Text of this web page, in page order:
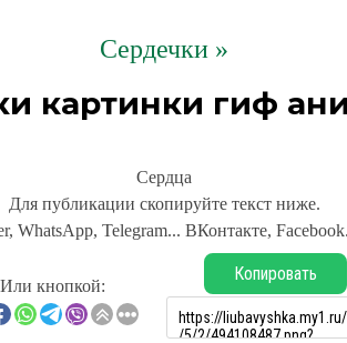
Сердечки »
картинки гиф
Сердца
Для публикации скопируйте текст ниже.
WhatsApp, Telegram... ВКонтакте,
Или кнопкой:
Копировать